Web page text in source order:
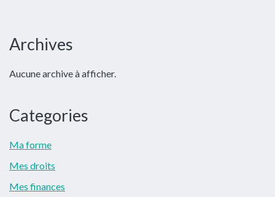
Barre
principale
Archives
Aucune archive à afficher.
Categories
Ma forme
Mes droits
Mes finances